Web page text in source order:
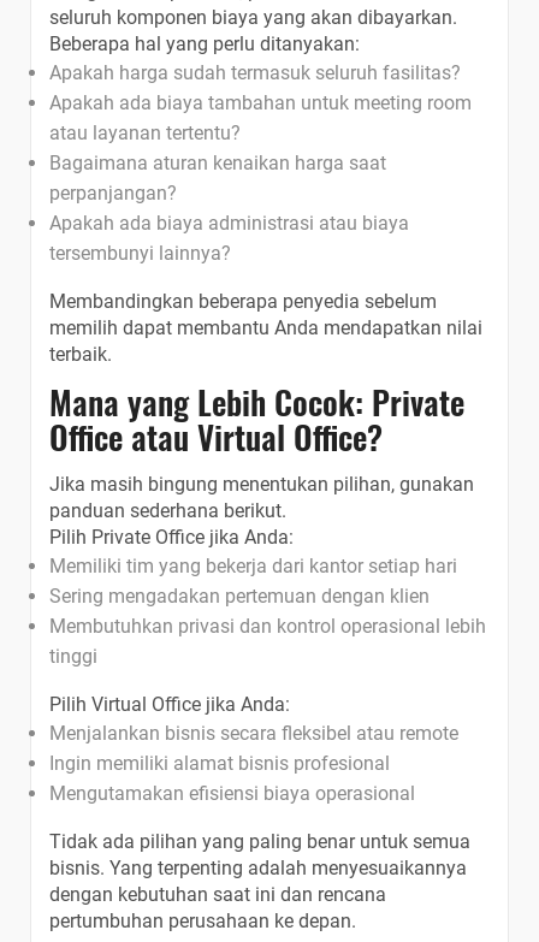
seluruh komponen biaya yang akan dibayarkan.
Beberapa hal yang perlu ditanyakan:
Apakah harga sudah termasuk seluruh fasilitas?
Apakah ada biaya tambahan untuk meeting room
atau layanan tertentu?
Bagaimana aturan kenaikan harga saat
perpanjangan?
Apakah ada biaya administrasi atau biaya
tersembunyi lainnya?
Membandingkan beberapa penyedia sebelum
memilih dapat membantu Anda mendapatkan nilai
terbaik.
Mana yang Lebih Cocok: Private
Office atau Virtual Office?
Jika masih bingung menentukan pilihan, gunakan
panduan sederhana berikut.
Pilih Private Office jika Anda:
Memiliki tim yang bekerja dari kantor setiap hari
Sering mengadakan pertemuan dengan klien
Membutuhkan privasi dan kontrol operasional lebih
tinggi
Pilih Virtual Office jika Anda:
Menjalankan bisnis secara fleksibel atau remote
Ingin memiliki alamat bisnis profesional
Mengutamakan efisiensi biaya operasional
Tidak ada pilihan yang paling benar untuk semua
bisnis. Yang terpenting adalah menyesuaikannya
dengan kebutuhan saat ini dan rencana
pertumbuhan perusahaan ke depan.